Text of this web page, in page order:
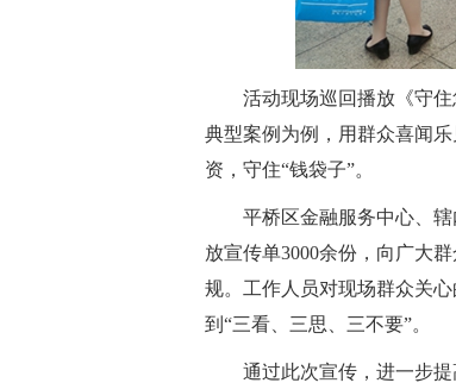
活动现场巡回播放《守
典型案例为例，用群众喜闻
资，守住“钱袋子”。
平桥区金融服务中心、
放宣传单3000余份，向广大
规。工作人员对现场群众关
到“三看、三思、三不要”。
通过此次宣传，进一步